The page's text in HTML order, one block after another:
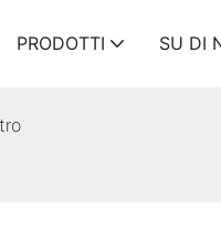
PRODOTTI SU DI